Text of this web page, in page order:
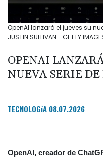
OpenAI lanzará el jueves su
JUSTIN SULLIVAN - GETTY
OPENAI
NUEVA SERIE
TECNOLOGíA 08.07.2026
OpenAI, creador de